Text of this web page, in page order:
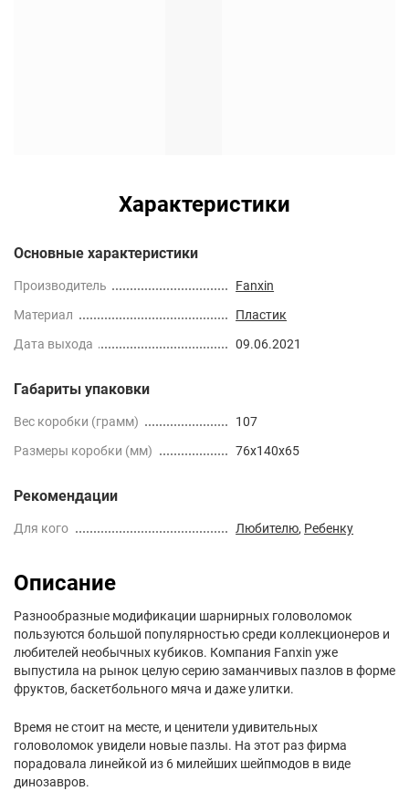
Характеристики
Основные характеристики
Производитель
Fanxin
Материал
Пластик
Дата выхода
09.06.2021
Габариты упаковки
Вес коробки (грамм)
107
Размеры коробки (мм)
76x140x65
Рекомендации
Для кого Любителю, Ребенку
Описание
Разнообразные модификации шарнирных головоломок
пользуются большой популярностью среди коллекционеров и
любителей необычных кубиков. Компания Fanxin уже
выпустила на рынок целую серию заманчивых пазлов в форме
фруктов, баскетбольного мяча и даже улитки.
Время не стоит на месте, и ценители удивительных
головоломок увидели новые пазлы. На этот раз фирма
порадовала линейкой из 6 милейших шейпмодов в виде
динозавров.